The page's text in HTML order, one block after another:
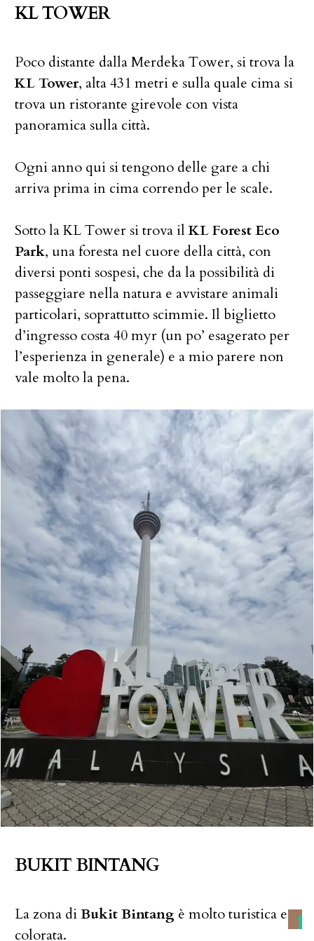
KL TOWER
Poco distante dalla Merdeka Tower, si trova la
KL Tower, alta 431 metri e sulla quale cima si
trova un ristorante girevole con vista
panoramica sulla città.
Ogni anno qui si tengono delle gare a chi
arriva prima in cima correndo per le scale.
Sotto la KL Tower si trova il KL Forest Eco
Park, una foresta nel cuore della città, con
diversi ponti sospesi, che da la possibilità di
passeggiare nella natura e avvistare animali
particolari, soprattutto scimmie. Il biglietto
d’ingresso costa 40 myr (un po’ esagerato per
l’esperienza in generale) e a mio parere non
vale molto la pena.
BUKIT BINTANG
La zona diBukit Bintang è molto turistica e
colorata.